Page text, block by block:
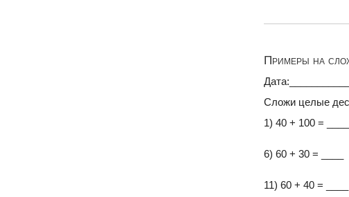
Примеры на
Сложи целые
1) 40 + 100 = ____
6) 60 + 30 = ____
11) 60 + 40 = ____